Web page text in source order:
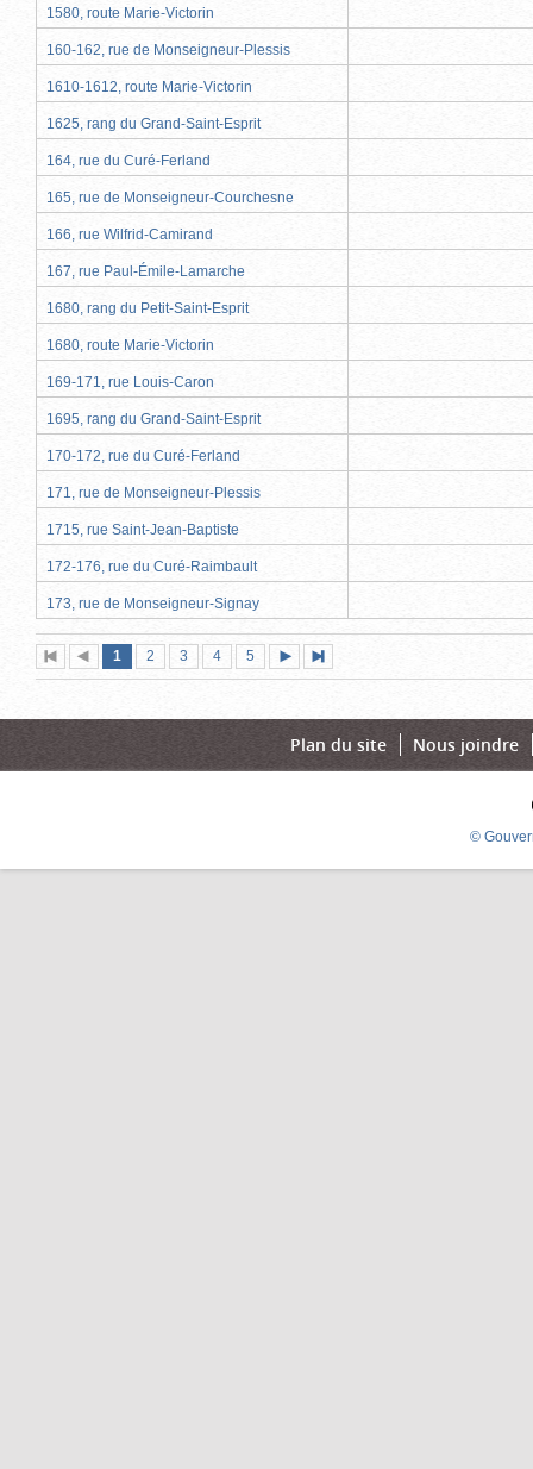
1580, route Marie-Victorin
160-162, rue de Monseigneur-Plessis
1610-1612, route Marie-Victorin
1625, rang du Grand-Saint-Esprit
164, rue du Curé-Ferland
165, rue de Monseigneur-Courchesne
166, rue Wilfrid-Camirand
167, rue Paul-Émile-Lamarche
1680, rang du Petit-Saint-Esprit
1680, route Marie-Victorin
169-171, rue Louis-Caron
1695, rang du Grand-Saint-Esprit
170-172, rue du Curé-Ferland
171, rue de Monseigneur-Plessis
1715, rue Saint-Jean-Baptiste
172-176, rue du Curé-Raimbault
173, rue de Monseigneur-Signay
Première
page
Page
précédente
Page
1 (page
actuelle)
Page
2 Page
3 Page
4 Page
5
suivante
page
Plan du site Nous joindre
©